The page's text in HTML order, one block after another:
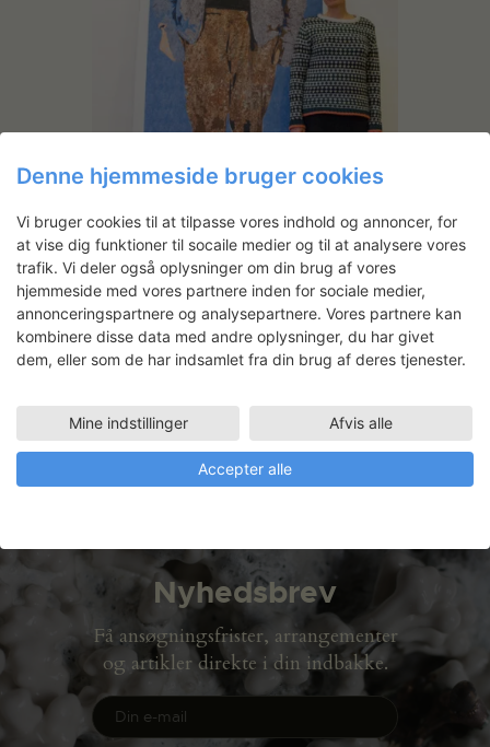
Nyt Sygehus Sønderjylland
Dagmar Radmacher
Faciliteter
TRÆVÆRKSTED
Nyhedsbrev
Få ansøgningsfrister, arrangementer
og artikler direkte i din indbakke.
Denne hjemmeside bruger cookies
Vi bruger cookies til at tilpasse vores indhold og annoncer, for
at vise dig funktioner til socaile medier og til at analysere vores
trafik. Vi deler også oplysninger om din brug af vores
hjemmeside med vores partnere inden for sociale medier,
annonceringspartnere og analysepartnere. Vores partnere kan
kombinere disse data med andre oplysninger, du har givet
dem, eller som de har indsamlet fra din brug af deres tjenester.
Mine indstillinger Afvis alle
Accepter alle